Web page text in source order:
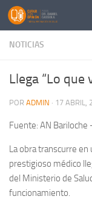
Saltar al contenido
NOTICIAS
Llega “Lo que
POR ADMIN · 17 ABRIL,
Fuente: AN Bariloche
La obra transcurre en
prestigioso médico
del Ministerio de
funcionamiento.